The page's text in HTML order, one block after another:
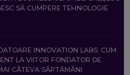
SĂ CUMPERE TEHNOLOGIE
INNOVATION LABS: CUM
LA VIITOR FONDATOR DE
CÂTEVA SĂPTĂMÂNI